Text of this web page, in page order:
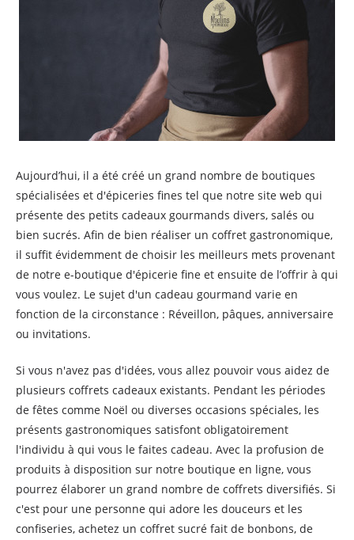
Aujourd’hui, il a été créé un grand nombre de boutiques
spécialisées et d'épiceries fines tel que notre site web qui
présente des petits cadeaux gourmands divers, salés ou
bien sucrés. Afin de bien réaliser un coffret gastronomique,
il suffit évidemment de choisir les meilleurs mets provenant
de notre e-boutique d'épicerie fine et ensuite de l’offrir à qui
vous voulez. Le sujet d'un cadeau gourmand varie en
fonction de la circonstance : Réveillon, pâques, anniversaire
ou invitations.
Si vous n'avez pas d'idées, vous allez pouvoir vous aidez de
plusieurs coffrets cadeaux existants. Pendant les périodes
de fêtes comme Noël ou diverses occasions spéciales, les
présents gastronomiques satisfont obligatoirement
l'individu à qui vous le faites cadeau. Avec la profusion de
produits à disposition sur notre boutique en ligne, vous
pourrez élaborer un grand nombre de coffrets diversifiés. Si
c'est pour une personne qui adore les douceurs et les
confiseries, achetez un coffret sucré fait de bonbons, de